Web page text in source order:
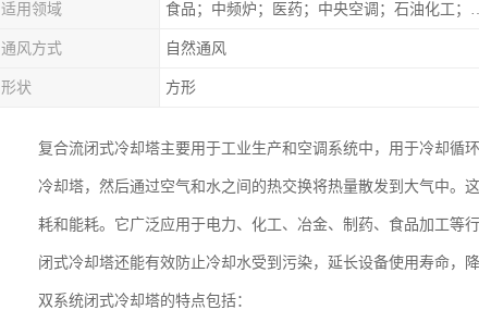
适用领域 食品；中频炉；医药；中央空
通风方式 自然通风
形状 方形
复合流闭式冷却塔主要用于工业生产和空调系统中，用于冷却循
冷却塔，然后通过空气和水之间的热交换将热量散发到大气中。
耗和能耗。它广泛应用于电力、化工、冶金、制药、食品加工等
闭式冷却塔还能有效防止冷却水受到污染，延长设备使用寿命，降
双系统闭式冷却塔的特点包括：